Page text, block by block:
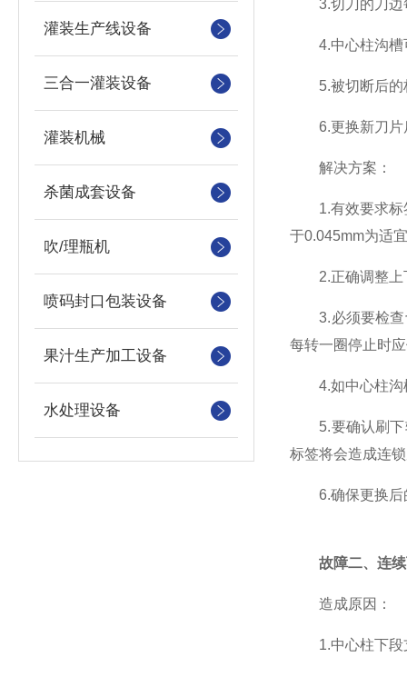
灌装生产线设备
三合一灌装设备
灌装机械
杀菌成套设备
吹/理瓶机
喷码封口包装设备
果汁生产加工设备
水处理设备
3.切刀的刀边每
4.中心柱沟槽可
5.被切断后的标
6.更换新刀片后
解决方案：
1.有效要求标签
于0.045mm为适
2.正确调整上
3.必须要检查切
每转一圈停止时
4.如中心柱沟
5.要确认刷下轮
标签将会造成连
6.确保更换后的
故障二、连续
造成原因：
1.中心柱下段